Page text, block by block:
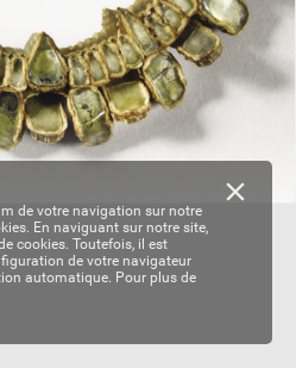
de votre navigation sur notre
En naviguant sur notre site,
cookies. Toutefois, il est
de votre navigateur
automatique. Pour plus de